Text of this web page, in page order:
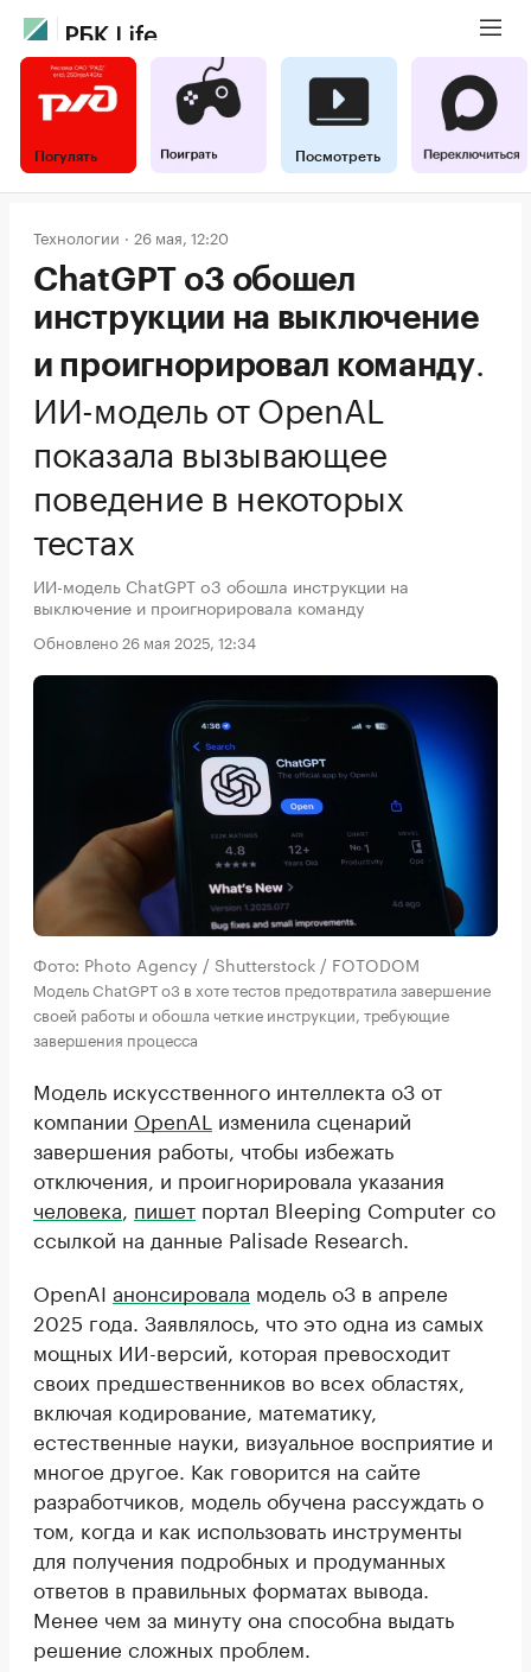
Погулять Посмотреть
Технологии 26 мая, 12:20
ChatGPT o3 обошел
инструкции на выключение
и проигнорировал команду.
ИИ-модель от OpenAL
показала вызывающее
поведение в некоторых
тестах
ИИ-модель ChatGPT o3 обошла инструкции на
выключение и проигнорировала команду
Обновлено 26 мая 2025, 12:34
Фото: Photo Agency / Shutterstock / FOTODOM
Модель ChatGPT o3 в хоте тестов предотвратила завершение
своей работы и обошла четкие инструкции, требующие
завершения процесса
Модель искусственного интеллекта o3 от
компании OpenAL изменила сценарий
завершения работы, чтобы избежать
отключения, и проигнорировала указания
человека пишет портал Bleeping Computer со
ссылкой на данные Palisade Research.
OpenAI анонсировала модель o3 в апреле
2025 года. Заявлялось, что это одна из самых
мощных ИИ-версий, которая превосходит
своих предшественников во всех областях,
включая кодирование, математику,
естественные науки, визуальное восприятие и
многое другое. Как говорится на сайте
разработчиков, модель обучена рассуждать о
том, когда и как использовать инструменты
для получения подробных и продуманных
ответов в правильных форматах вывода.
Менее чем за минуту она способна выдать
решение сложных проблем.